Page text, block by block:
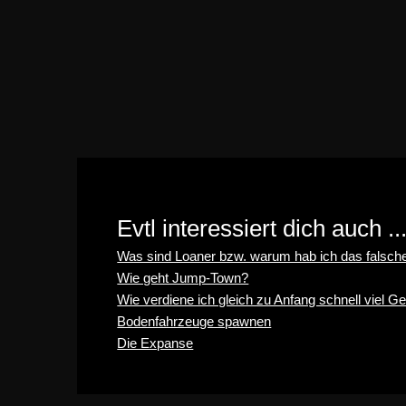
Evtl interessiert dich auch ...
Was sind Loaner bzw. warum hab ich das
Wie geht Jump-Town?
Wie verdiene ich gleich zu Anfang schnell viel
Bodenfahrzeuge spawnen
Die Expanse